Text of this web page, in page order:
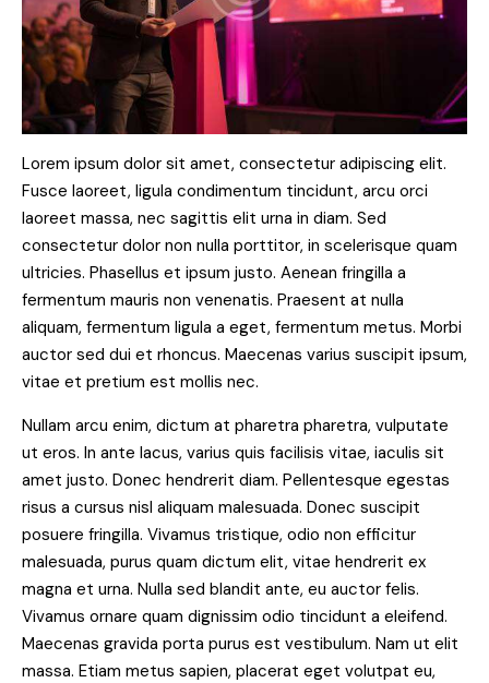
Lorem ipsum dolor sit amet, consectetur adipiscing elit.
Fusce laoreet, ligula condimentum tincidunt, arcu orci
laoreet massa, nec sagittis elit urna in diam. Sed
consectetur dolor non nulla porttitor, in scelerisque quam
ultricies. Phasellus et ipsum justo. Aenean fringilla a
fermentum mauris non venenatis. Praesent at nulla
aliquam, fermentum ligula a eget, fermentum metus. Morbi
auctor sed dui et rhoncus. Maecenas varius suscipit ipsum,
vitae et pretium est mollis nec.
Nullam arcu enim, dictum at pharetra pharetra, vulputate
ut eros. In ante lacus, varius quis facilisis vitae, iaculis sit
amet justo. Donec hendrerit diam. Pellentesque egestas
risus a cursus nisl aliquam malesuada. Donec suscipit
posuere fringilla. Vivamus tristique, odio non efficitur
malesuada, purus quam dictum elit, vitae hendrerit ex
magna et urna. Nulla sed blandit ante, eu auctor felis.
Vivamus ornare quam dignissim odio tincidunt a eleifend.
Maecenas gravida porta purus est vestibulum. Nam ut elit
massa. Etiam metus sapien, placerat eget volutpat eu,